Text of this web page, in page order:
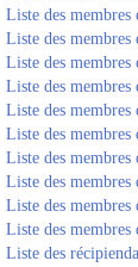
Liste des
Liste des
Liste des
Liste des
Liste des
Liste des
Liste des
Liste des
Liste des
Liste des
Liste des